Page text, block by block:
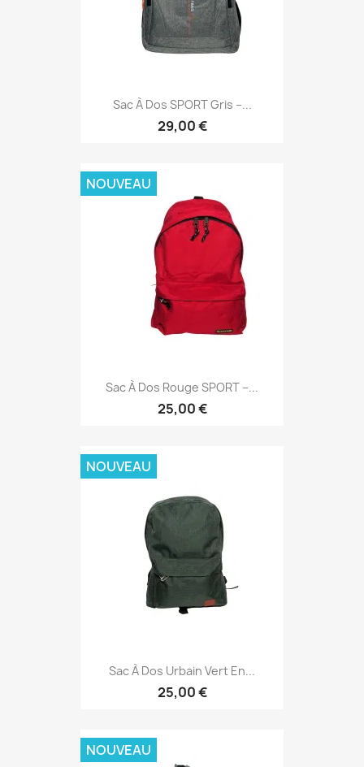
Sac À Dos SPORT Gris –...
29,00 €
Sac À Dos Rouge SPORT –...
25,00 €
NOUVEAU
Sac À Dos Urbain Vert En...
25,00 €
NOUVEAU
NOUVEAU